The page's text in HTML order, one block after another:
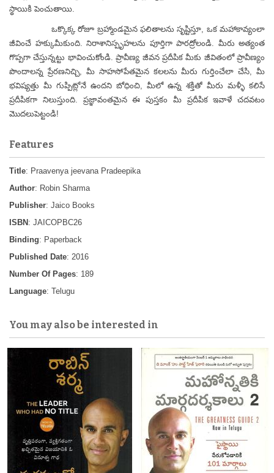
స్థాయికి పెంచుతాయి.
ఒక్కొక్క రోజూ బ్రహ్మాండమైన ఫలితాలను సృష్టిస్తూ, ఒక మహాకావ్యంలా
జీవించే హక్కుమీకుంది. నిరాశానిస్పృహలను పూర్తిగా పారద్రోలండి. మీరు అత్యంత
గొప్పగా చేస్తున్నట్టు భావించుకోండి. ప్రావీణ్య జీవన ప్రదీపిక మీకు జీవితంలో ప్రావీణ్యం
పొందాలన్న ప్రేరణనిచ్చి, మీ సాహసోపేతమైన కలలను మీరు గుర్తించేలా చేసి, మీ
భవిష్యత్తు మీ గుప్పిట్లోనే ఉందని బోధించి, మీలో ఉన్న శక్తితో మీరు మళ్ళీ కలిసే
ప్రదీపికగా నిలుస్తుంది. ప్రజ్ఞావంతమైన ఈ పుస్తకం మీ ప్రదీపిక ఇవాళే చదవటం
మొదలుపెట్టండి!
Features
Title: Praavenya jeevana Pradeepika
Author: Robin Sharma
Publisher: Jaico Books
ISBN : JAICOPBC26
Binding: Paperback
Published Date: 2016
Number Of Pages: 189
Language: Telugu
You may also be interested in